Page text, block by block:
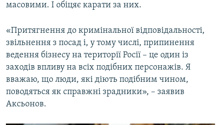
масовими. І обіцяє карати за них.
«Притягнення до кримінальної відповідальності,
звільнення з посад і, у тому числі, припинення
ведення бізнесу на території Росії – це один із
заходів впливу на всіх подібних персонажів. Я
вважаю, що люди, які діють подібним чином,
поводяться як справжні зрадники», – заявив
Аксьонов.